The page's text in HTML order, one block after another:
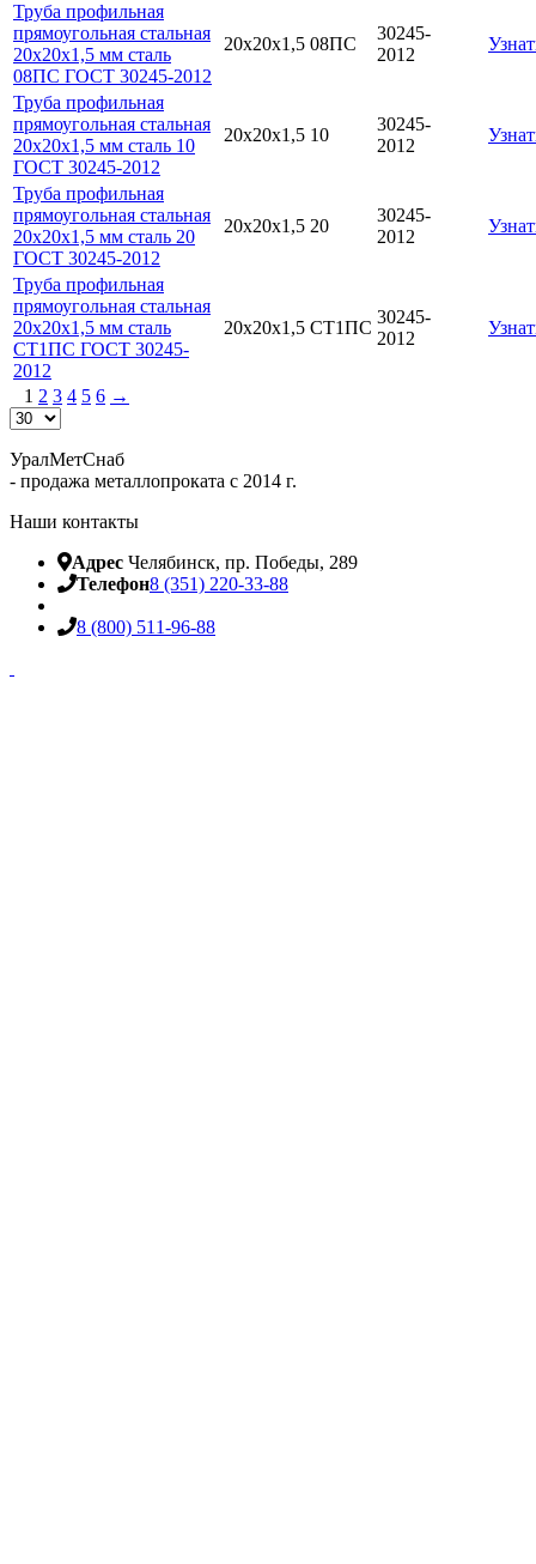
Труба профильная
прямоугольная стальная
20х20х1,5 мм сталь
08ПС ГОСТ 30245-2012
20х20х1,5 08ПС
30245-
2012
Труба профильная
прямоугольная стальная
20х20х1,5 мм сталь 10
ГОСТ 30245-2012
20х20х1,5 10
30245-
2012
Труба профильная
прямоугольная стальная
20х20х1,5 мм сталь 20
ГОСТ 30245-2012
20х20х1,5 20
30245-
2012
Труба профильная
прямоугольная стальная
20х20х1,5 мм сталь
СТ1ПС ГОСТ 30245-
2012
20х20х1,5 СТ1ПС
30245-
2012
1 2 3 4 5 6 →
УралМетСнаб
- продажа металлопроката с 2014 г.
Наши контакты
Адрес Челябинск, пр. Победы, 289
Телефон8 (351) 220-33-88
8 (800) 511-96-88